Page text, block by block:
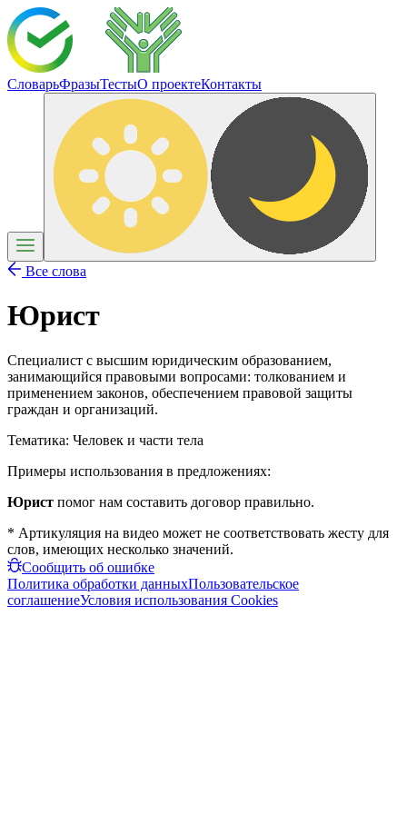
СловарьФразыТестыО проектеКонтакты
Все слова
Юрист
Специалист с высшим юридическим образованием,
занимающийся правовыми вопросами: толкованием и
применением законов, обеспечением правовой защиты
граждан и организаций.
Тематика: Человек и части тела
Примеры использования в предложениях:
Юрист помог нам составить договор правильно.
* Артикуляция на видео может не соответствовать жесту для
слов, имеющих несколько значений.
Сообщить об ошибке
Политика обработки данныхПользовательское
соглашениеУсловия использования Cookies